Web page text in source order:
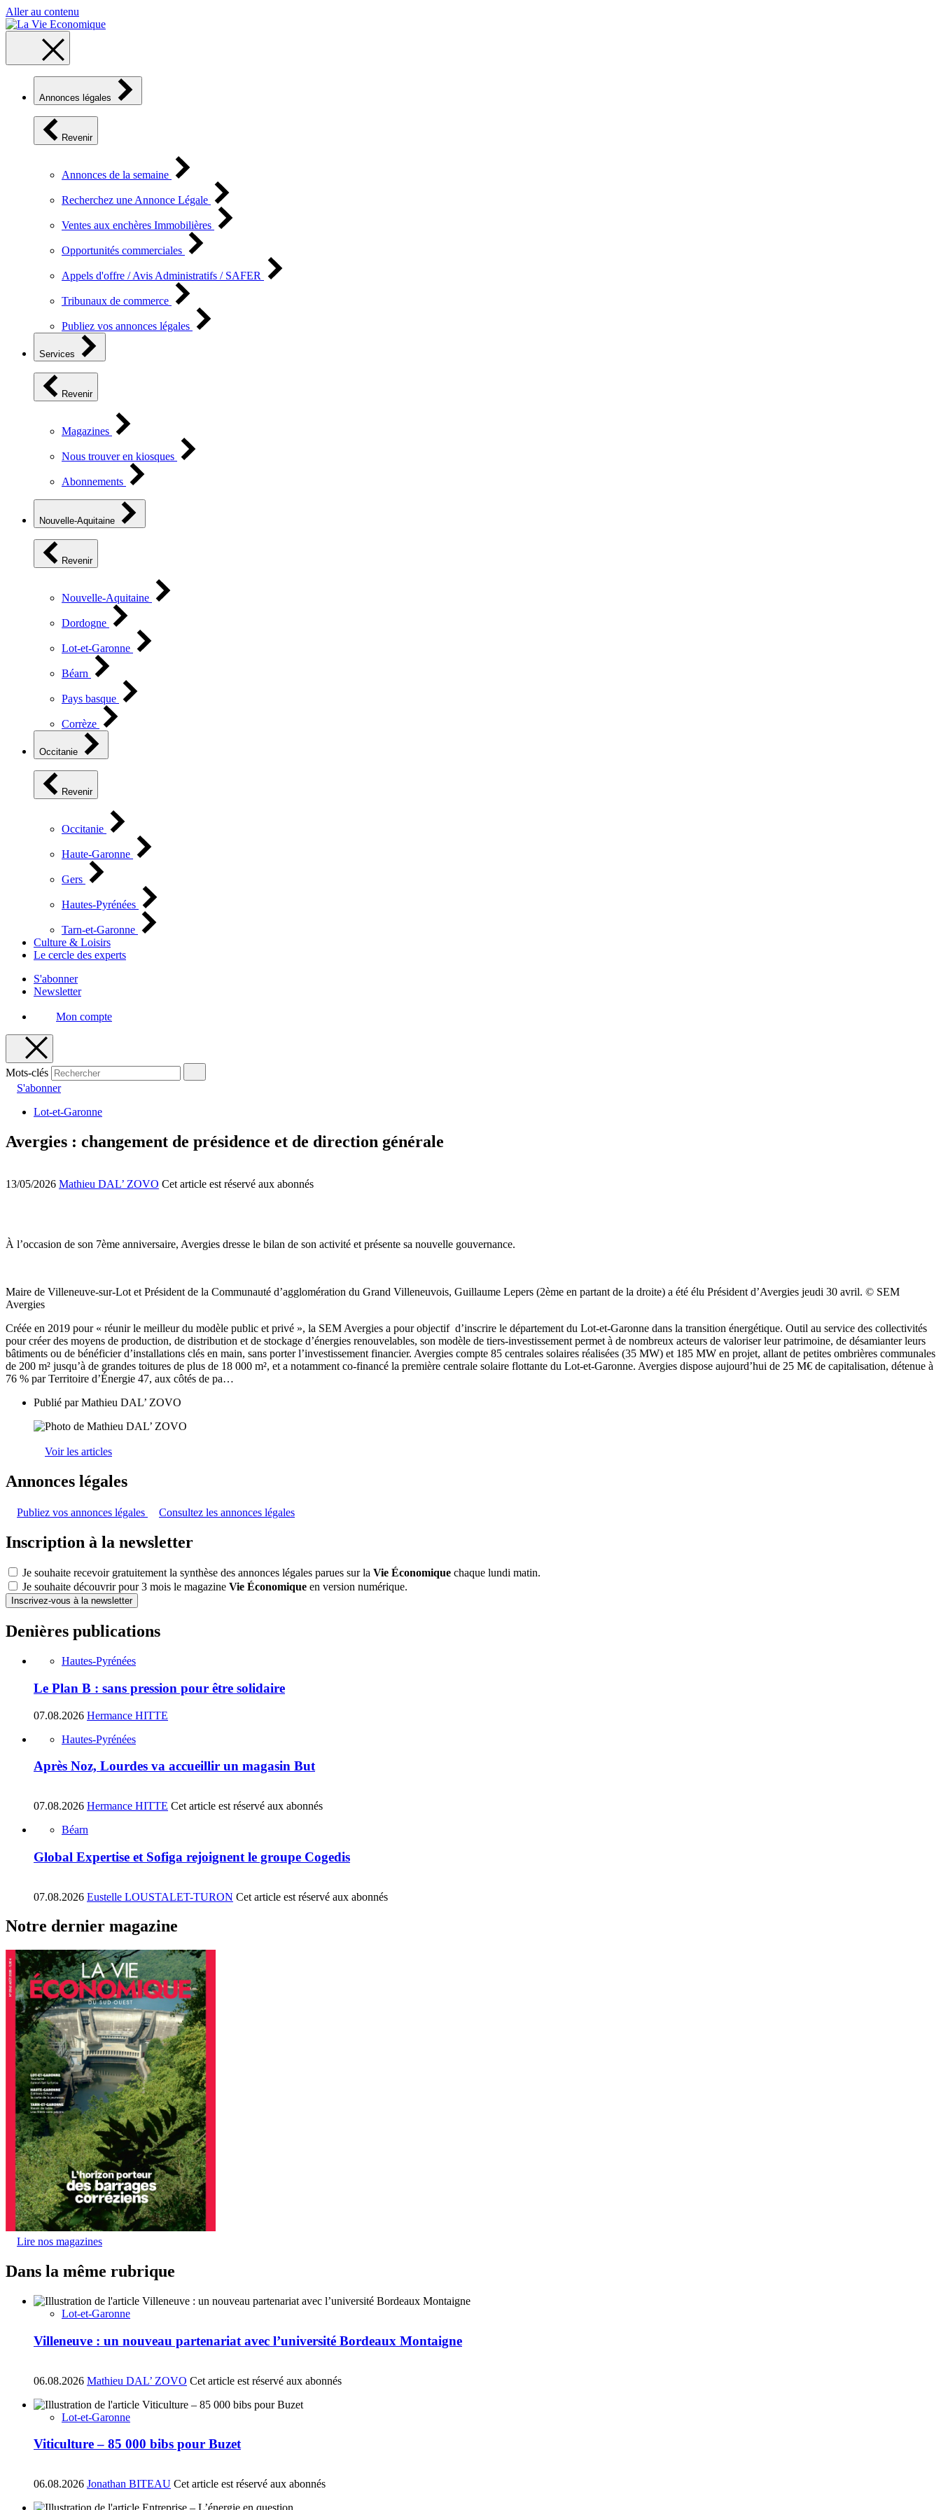
Aller au contenu
Annonces légales
Revenir
Annonces de la semaine
Recherchez une Annonce Légale
Ventes aux enchères Immobilières
Opportunités commerciales
Appels d'offre / Avis Administratifs / SAFER
Tribunaux de commerce
Publiez vos annonces légales
Services
Revenir
Magazines
Nous trouver en kiosques
Abonnements
Nouvelle-Aquitaine
Revenir
Nouvelle-Aquitaine
Dordogne
Lot-et-Garonne
Béarn
Pays basque
Corrèze
Occitanie
Revenir
Occitanie
Haute-Garonne
Gers
Hautes-Pyrénées
Tarn-et-Garonne
Culture & Loisirs
Le cercle des experts
S'abonner
Newsletter
Mon compte
Mots-clés
S'abonner
Lot-et-Garonne
Avergies : changement de présidence et de direction générale
13/05/2026 Mathieu DAL’ ZOVO Cet article est réservé aux abonnés
À l’occasion de son 7ème anniversaire, Avergies dresse le bilan de son activité et présente sa nouvelle gouvernance.
Maire de Villeneuve-sur-Lot et Président de la Communauté d’agglomération du Grand Villeneuvois, Guillaume Lepers (2ème en partant de la droite) a été élu Président d’Avergies jeudi 30 avril. © SEM
Avergies
Créée en 2019 pour « réunir le meilleur du modèle public et privé », la SEM Avergies a pour objectif d’inscrire le département du Lot-et-Garonne dans la transition énergétique. Outil au service des collectivités
pour créer des moyens de production, de distribution et de stockage d’énergies renouvelables, son modèle de tiers-investissement permet à de nombreux acteurs de valoriser leur patrimoine, de désamianter leurs
bâtiments ou de bénéficier d’installations clés en main, sans porter l’investissement financier. Avergies compte 85 centrales solaires réalisées (35 MW) et 185 MW en projet, allant de petites ombrières communales
de 200 m² jusqu’à de grandes toitures de plus de 18 000 m², et a notamment co-financé la première centrale solaire flottante du Lot-et-Garonne. Avergies dispose aujourd’hui de 25 M€ de capitalisation, détenue à
76 % par Territoire d’Énergie 47, aux côtés de pa…
Publié parMathieu DAL’ ZOVO
Voir les articles
Annonces légales
Publiez vos annonces légales Consultez les annonces légales
Inscription à la newsletter
Je souhaite recevoir gratuitement la synthèse des annonces légales parues sur la Vie Économique chaque lundi matin.
Je souhaite découvrir pour 3 mois le magazine Vie Économique en version numérique.
Inscrivez-vous à la newsletter
Denières publications
Hautes-Pyrénées
Le Plan B : sans pression pour être solidaire
07.08.2026 Hermance HITTE
Hautes-Pyrénées
Après Noz, Lourdes va accueillir un magasin But
07.08.2026 Hermance HITTE Cet article est réservé aux abonnés
Béarn
Global Expertise et Sofiga rejoignent le groupe Cogedis
07.08.2026 Eustelle LOUSTALET-TURON Cet article est réservé aux abonnés
Notre dernier magazine
Lire nos magazines
Dans la même rubrique
Lot-et-Garonne
Villeneuve : un nouveau partenariat avec l’université Bordeaux Montaigne
06.08.2026 Mathieu DAL’ ZOVO Cet article est réservé aux abonnés
Lot-et-Garonne
Viticulture – 85 000 bibs pour Buzet
06.08.2026 Jonathan BITEAU Cet article est réservé aux abonnés